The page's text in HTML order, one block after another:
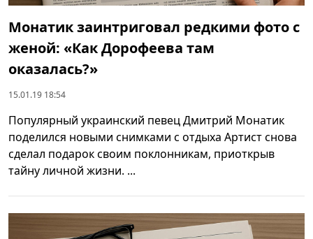
Монатик заинтриговал редкими фото с
женой: «Как Дорофеева там
оказалась?»
15.01.19 18:54
Популярный украинский певец Дмитрий Монатик
поделился новыми снимками с отдыха Артист снова
сделал подарок своим поклонникам, приоткрыв
тайну личной жизни. ...